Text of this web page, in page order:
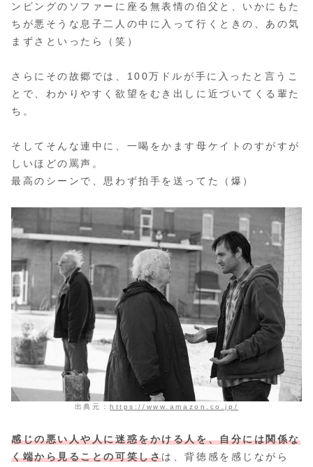
ンビングのソファーに座る無表情の伯父と、いかにもた
ちが悪そうな息子二人の中に入って行くときの、あの気
まずさといったら（笑）
さらにその故郷では、100万ドルが手に入ったと言うこ
とで、わかりやすく欲望をむき出しに近づいてくる輩た
ち。
そしてそんな連中に、一喝をかます母ケイトのすがすが
しいほどの罵声。
最高のシーンで、思わず拍手を送ってた（爆）
出典元： https://www.amazon.co.jp/
感じの悪い人や人に迷惑をかける人を、自分には関係な
く端から見ることの可笑しさは、背徳感を感じながら